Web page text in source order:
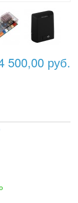
500,00 руб.